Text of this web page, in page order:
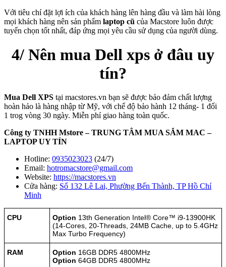
Với tiêu chí đặt lợi ích của khách hàng lên hàng đầu và làm hài lòng
mọi khách hàng nên sản phẩm laptop cũ của Macstore luôn được
tuyển chọn tốt nhất, đáp ứng mọi yêu cầu sử dụng của người dùng.
4/ Nên mua Dell xps ở đâu uy
tín?
Mua Dell XPS tại macstores.vn bạn sẽ được bảo đảm chất lượng
hoàn hảo là hàng nhập từ Mỹ, với chế độ bảo hành 12 tháng- 1 đổi
1 trog vòng 30 ngày. Miễn phí giao hàng toàn quốc.
Công ty TNHH Mstore – TRUNG TÂM MUA SẮM MAC –
LAPTOP UY TÍN
Hotline: 0935023023 (24/7)
Email: hotromacstore@gmail.com
Website: https://macstores.vn
Cửa hàng: Số 132 Lê Lai, Phường Bến Thành, TP Hồ Chí
Minh
CPU Option 13th Generation Intel® Core™ i9-13900HK
(14-Cores, 20-Threads, 24MB Cache, up to 5.4GHz
Max Turbo Frequency)
RAM Option 16GB DDR5 4800MHz
Option 64GB DDR5 4800MHz